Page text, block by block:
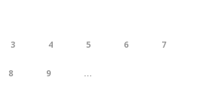
3 4 5 6 7
8 9 ...